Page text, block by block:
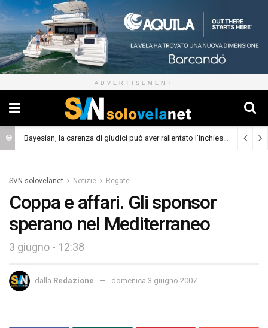
ADVERTISEMENT
Bayesian, la carenza di giudici può aver rallentato l’inchiesta (Cronaca)
SVN solovelanet Notizie Regate
Coppa e affari. Gli sponsor
sperano nel Mediterraneo
3 giugno - 12:38
dalla Redazione domenica 3 giugno 2007